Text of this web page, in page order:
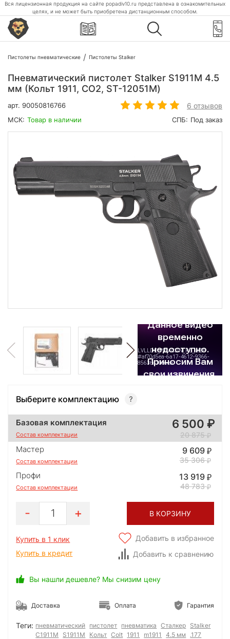
Вся лицензионная продукция на сайте popadiv10.ru представлена в ознакомительных
целях, и не может быть приобретена дистанционным способом.
Пистолеты пневматические Пистолеты Stalker
Пневматический пистолет Stalker S1911M 4.5
мм (Кольт 1911, CO2, ST-12051M)
арт. 90050816766 6 отзывов
МСК: Товар в наличии СПБ: Под заказ
Выберите комплектацию
Базовая комплектация
Состав комплектации
6 500
20 875
Мастер
Состав комплектации
9 609
35 306
Профи
Состав комплектации
13 919
48 783
1 В КОРЗИНУ
Купить в 1 клик
Купить в кредит
Добавить в избранное
Добавить к сравнению
Вы нашли дешевле? Мы снизим цену
Доставка Оплата Гарантия
Теги: пневматический пистолет пневматика Сталкер Stalker
С1911М
S1911M Кольт Colt 1911 m1911 4.5 мм
.177